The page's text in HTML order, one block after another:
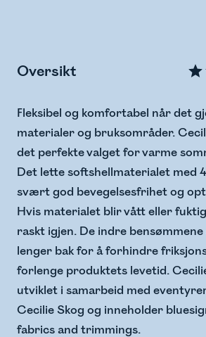
Oversikt
Fleksibel og komfortabel når det
materialer og bruksområder.
det perfekte valget for varme
Det lette softshellmaterialet med
svært god bevegelsesfrihet og
Hvis materialet blir vått eller
raskt igjen. De indre
lenger bak for å forhindre
forlenge produktets levetid.
utviklet i samarbeid med
Cecilie Skog og inneholder
fabrics and trimmings.